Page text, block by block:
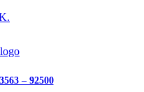
– 92500